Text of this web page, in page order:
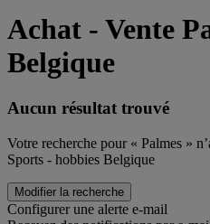
Achat - Vente
Belgique
Aucun résultat trouvé
Votre recherche pour « Palmes »
Sports - hobbies Belgique
Modifier la recherche
Configurer une alerte e-mail